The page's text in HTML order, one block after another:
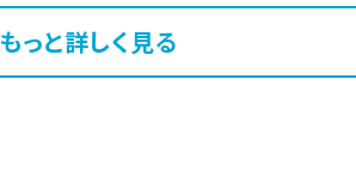
もっと詳しく見る